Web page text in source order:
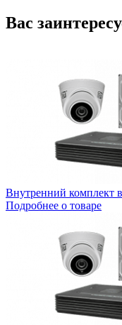
Вас
Внутренний комплект
Подробнее о товаре